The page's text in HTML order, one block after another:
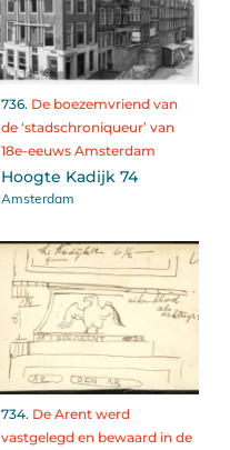
736. De boezemvriend van
de ‘stadschroniqueur’ van
18e-eeuws Amsterdam
Hoogte Kadijk 74
Amsterdam
734. De Arent werd
vastgelegd en bewaard in de